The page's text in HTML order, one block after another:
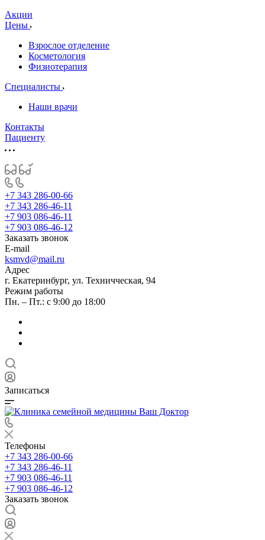
Акции
Цены
Взрослое отделение
Косметология
Физиотерапия
Специалисты
Наши врачи
Контакты
Пациенту
+7 343 286-00-66
+7 343 286-46-11
+7 903 086-46-11
+7 903 086-46-12
Заказать звонок
E-mail
ksmvd@mail.ru
Адрес
г. Екатеринбург, ул. Техничческая, 94
Режим работы
Пн. – Пт.: с 9:00 до 18:00
Записаться
Телефоны
+7 343 286-00-66
+7 343 286-46-11
+7 903 086-46-11
+7 903 086-46-12
Заказать звонок